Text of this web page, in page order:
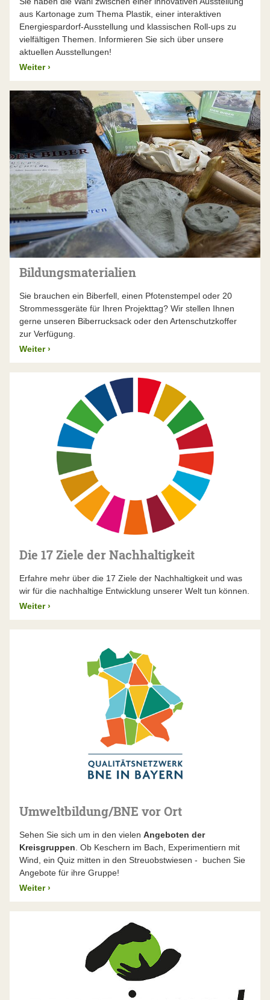
aus Kartonage zum Thema Plastik, einer interaktiven
Energiespardorf-Ausstellung und klassischen Roll-ups zu
vielfältigen Themen. Informieren Sie sich über unsere
aktuellen Ausstellungen!
Weiter ›
Bildungsmaterialien
Sie brauchen ein Biberfell, einen Pfotenstempel oder 20
Strommessgeräte für Ihren Projekttag? Wir stellen Ihnen
gerne unseren Biberrucksack oder den Artenschutzkoffer
zur Verfügung.
Weiter ›
Die 17 Ziele der Nachhaltigkeit
Erfahre mehr über die 17 Ziele der Nachhaltigkeit und was
wir für die nachhaltige Entwicklung unserer Welt tun können.
Weiter ›
Umweltbildung/BNE vor Ort
Sehen Sie sich um in den vielen Angeboten der
Kreisgruppen. Ob Keschern im Bach, Experimentiern mit
Wind, ein Quiz mitten in den Streuobstwiesen - buchen Sie
Angebote für ihre Gruppe!
Weiter ›